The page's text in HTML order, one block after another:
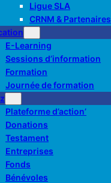
Ligue SLA
CRNM & Partenaires
E-Learning
Sessions d’information
Formation
Journée de formation
Plateforme d’action’
Donations
Testament
Entreprises
Fonds
Bénévoles